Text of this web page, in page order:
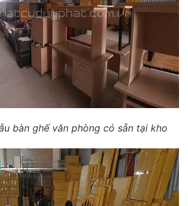
bàn ghế văn phòng có sẵn tại kho